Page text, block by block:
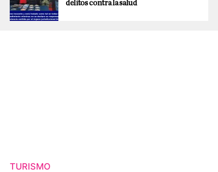
delitos contra la salud
TURISMO